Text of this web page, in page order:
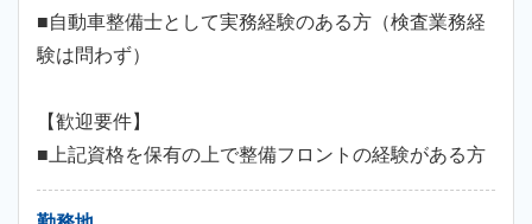
■自動車整備士として実務経験のある方（検査業務経
験は問わず）
【歓迎要件】
■上記資格を保有の上で整備フロントの経験がある方